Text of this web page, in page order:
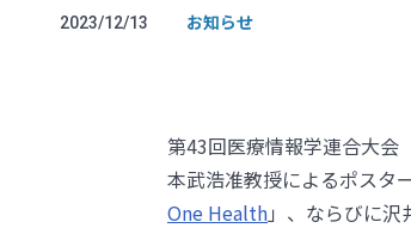
2023/12/13 お知らせ
第43回医療情報学連合大会
本武浩准教授によるポスタ
One Health」、ならびに